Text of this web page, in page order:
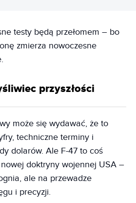
testy będą przełomem – bo
zmierza nowoczesne
przyszłości
może się wydawać, że to
techniczne terminy i
dolarów. Ale F-47 to coś
doktryny wojennej USA –
ale na przewadze
i precyzji.